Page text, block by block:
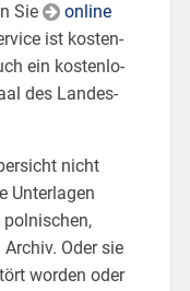
Sie
on­line
ist kos­ten­
ein kos­ten­lo­
des Lan­des­
nicht
Un­ter­la­gen
Oder sie
wor­den oder